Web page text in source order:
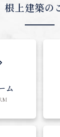
根上建築の
ム